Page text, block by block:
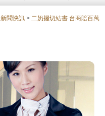
新聞快訊 > 二奶握切結書 台商賠百萬